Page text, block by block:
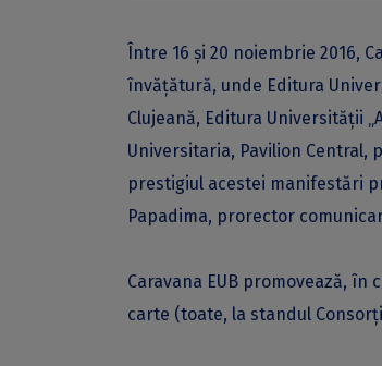
Între 16 şi 20 noiembrie 2016,
învăţătură, unde Editura
Clujeană, Editura Universităţii
Universitaria, Pavilion Central,
prestigiul acestei manifestări
Papadima, prorector
Caravana EUB promovează,
carte (toate, la standul